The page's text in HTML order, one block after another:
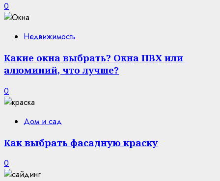
0
Недвижимость
Какие окна выбрать? Окна ПВХ или
алюминий, что лучше?
0
Дом и сад
Как выбрать фасадную краску
0